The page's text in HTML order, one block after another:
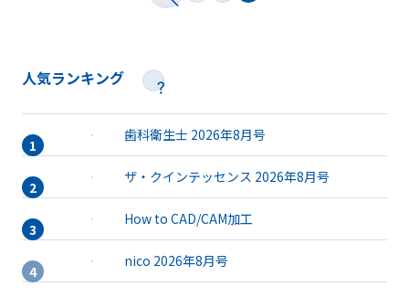
人気ランキング
歯科衛生士 2026年8月号
ザ・クインテッセンス 2026年8月号
How to CAD/CAM加工
nico 2026年8月号